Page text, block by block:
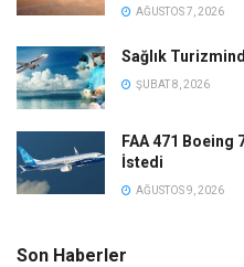
AĞUSTOS 7, 2026
Sağlık
ŞUBAT 8, 2026
FAA 471
İstedi
AĞUSTOS 9, 2026
Son Haberler